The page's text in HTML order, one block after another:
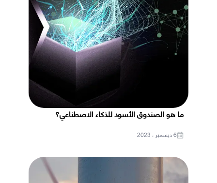
ما هو الصندوق الأسود للذكاء الاصطناعي؟
6 ديسمبر ، 2023